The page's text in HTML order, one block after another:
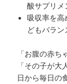
酸サプリメ
吸収率を高
どもバラン
「お腹の赤ち
「その子が
日から毎日の